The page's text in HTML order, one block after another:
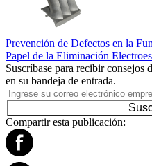
Prevención de Defectos en la
Papel de la Eliminación
Suscríbase para recibir consejos
en su bandeja de entrada.
Compartir esta publicación: